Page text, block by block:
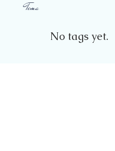
Tema
No tags yet.